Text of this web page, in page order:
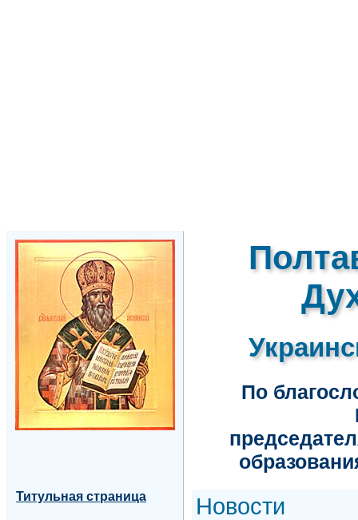
По
Титульная страница Новости